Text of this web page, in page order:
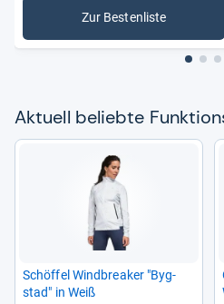
Zur Bestenliste: Funktionsjacken
Aktu­ell beliebte
Schöf­fel Wind­brea­ker "Byg­
stad" in Weiß